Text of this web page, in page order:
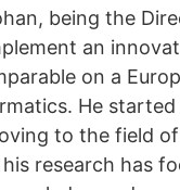
being the
an
on a
He
to the field
research has